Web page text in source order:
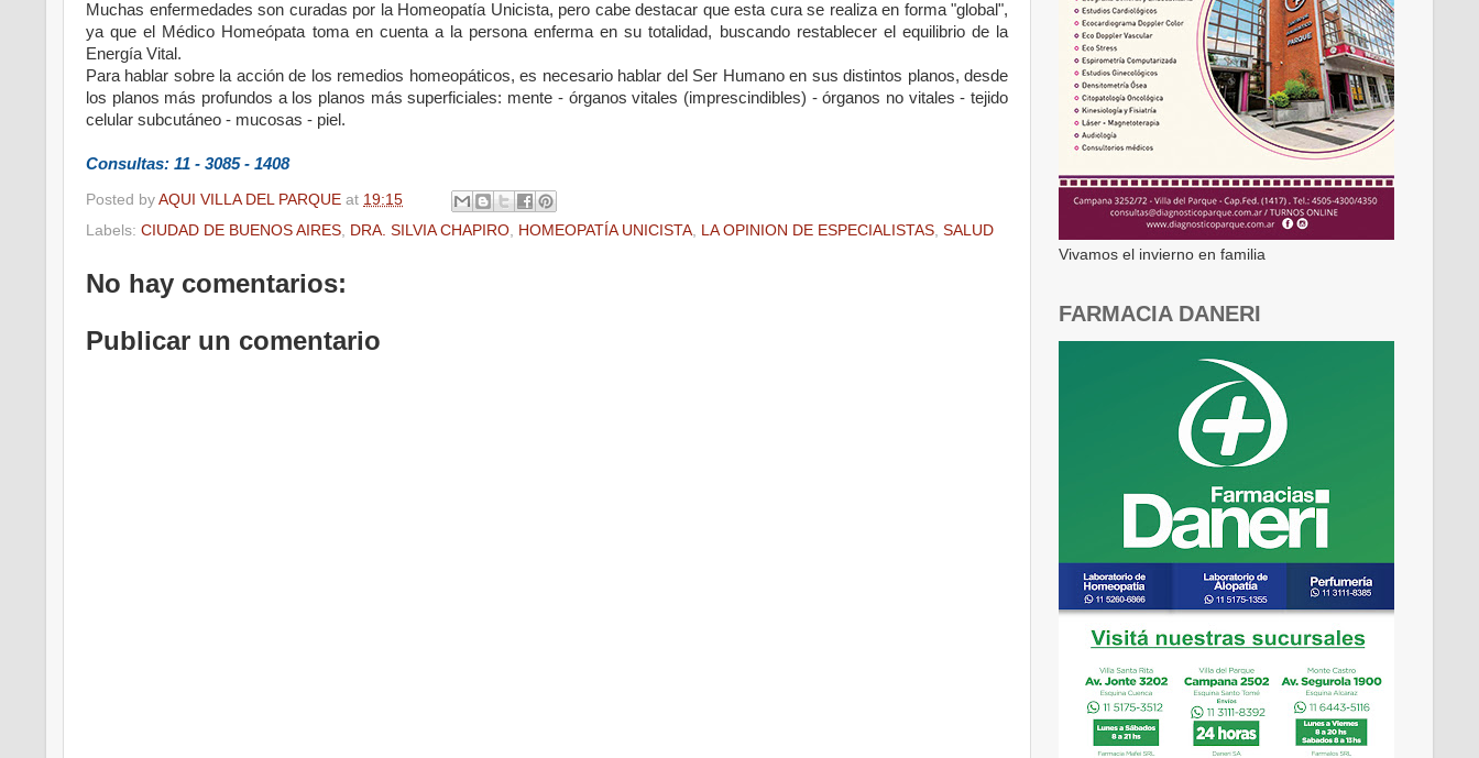
Muchas enfermedades son curadas por la Homeopatía Unicista, pero cabe destacar que esta cura se realiza en forma "global",
ya que el Médico Homeópata toma en cuenta a la persona enferma en su totalidad, buscando restablecer el equilibrio de la
Energía Vital.
Para hablar sobre la acción de los remedios homeopáticos, es necesario hablar del Ser Humano en sus distintos planos, desde
los planos más profundos a los planos más superficiales: mente - órganos vitales (imprescindibles) - órganos no vitales - tejido
celular subcutáneo - mucosas - piel.
Consultas: 11 - 3085 - 1408
Posted by AQUI VILLA DEL PARQUE at 19:15
Labels: CIUDAD DE BUENOS AIRES DRA. SILVIA CHAPIRO HOMEOPATÍA UNICISTA LA OPINION DE ESPECIALISTAS SALUD
No hay comentarios:
Publicar un comentario
Vivamos el invierno en familia
FARMACIA DANERI